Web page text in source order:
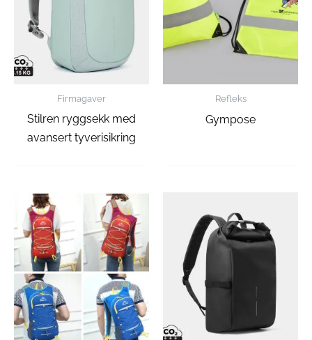
Firmagaver
Stilren ryggsekk med
avansert tyverisikring
Refleks
Gympose